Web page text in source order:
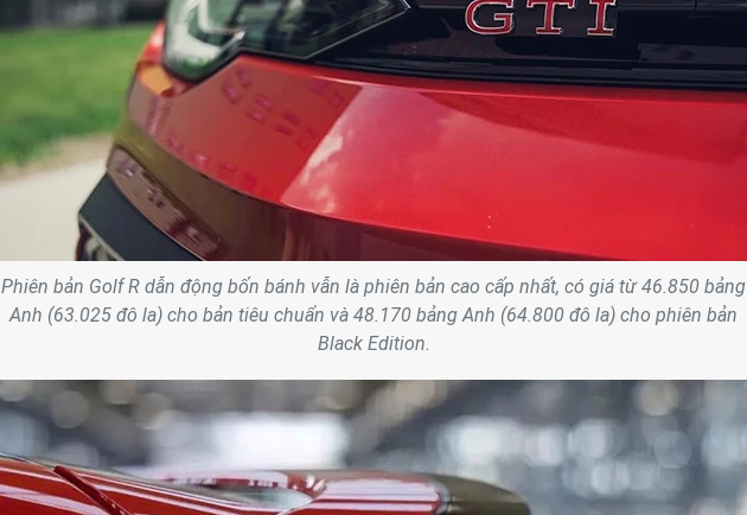
Phiên bản Golf R dẫn động bốn bánh vẫn là phiên bản cao cấp nhất, có giá từ 46.850 bảng
Anh (63.025 đô la) cho bản tiêu chuẩn và 48.170 bảng Anh (64.800 đô la) cho phiên bản
Black Edition.